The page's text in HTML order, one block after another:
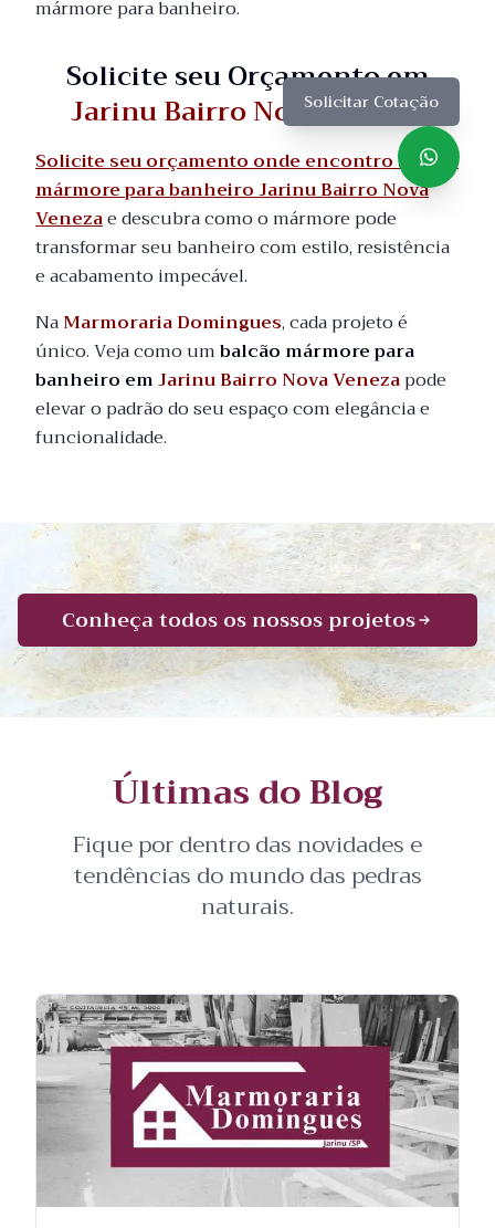
mármore para banheiro.
Solicite seu Orçamento em
Jarinu Bairro Nova Veneza
Solicite seu orçamento onde encontro balcão
mármore para banheiro Jarinu Bairro Nova
Venezae descubra como o mármore pode
transformar seu banheiro com estilo, resistência
e acabamento impecável.
NaMarmoraria Domingues, cada projeto é
único. Veja como umbalcão mármore para
banheiro emJarinu Bairro Nova Venezapode
elevar o padrão do seu espaço com elegância e
funcionalidade.
Solicitar Cotação
Conheça todos os nossos projetos
Últimas do Blog
Fique por dentro das novidades e
tendências do mundo das pedras
naturais.